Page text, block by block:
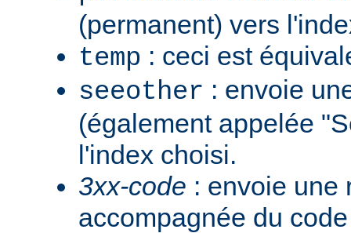
(permanent) vers
temp : ceci est
seeother : envoie
(également appelée
l'index choisi.
3xx-code : envoie une
accompagnée du